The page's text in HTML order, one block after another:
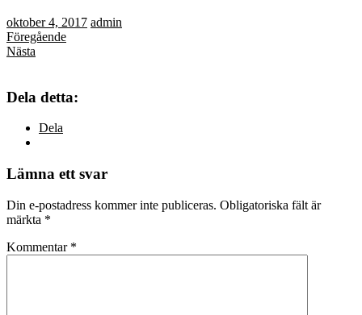
oktober 4, 2017 admin
Föregående
Nästa
Dela detta:
Dela
Lämna ett svar
Din e-postadress kommer inte publiceras. Obligatoriska fält är
märkta *
Kommentar *